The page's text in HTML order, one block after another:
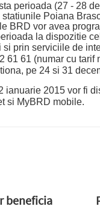
perioada (27 - 28
Poiana
BRD vor avea
la dispozitie
prin serviciile de
61 61 (numar cu
pe 24 si 31
ianuarie 2015 vor fi
si MyBRD mobile.
beneficia